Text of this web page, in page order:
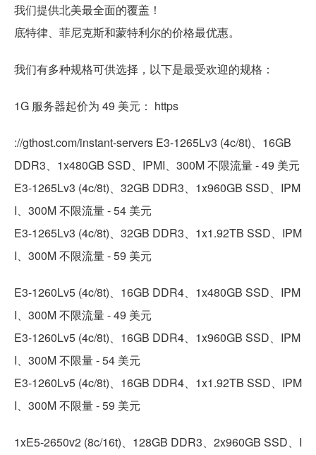
我们提供北美最全面的覆盖！
底特律、菲尼克斯和蒙特利尔的价格最优惠。
我们有多种规格可供选择，以下是最受欢迎的规格：
1G 服务器起价为 49 美元： https
://gthost.com/instant-servers E3-1265Lv3 (4c/8t)、16GB
DDR3、1x480GB SSD、IPMI、300M 不限流量 - 49 美元
E3-1265Lv3 (4c/8t)、32GB DDR3、1x960GB SSD、IPM
I、300M 不限流量 - 54 美元
E3-1265Lv3 (4c/8t)、32GB DDR3、1x1.92TB SSD、IPM
I、300M 不限流量 - 59 美元
E3-1260Lv5 (4c/8t)、16GB DDR4、1x480GB SSD、IPM
I、300M 不限流量 - 49 美元
E3-1260Lv5 (4c/8t)、16GB DDR4、1x960GB SSD、IPM
I、300M 不限量 - 54 美元
E3-1260Lv5 (4c/8t)、16GB DDR4、1x1.92TB SSD、IPM
I、300M 不限量 - 59 美元
1xE5-2650v2 (8c/16t)、128GB DDR3、2x960GB SSD、I